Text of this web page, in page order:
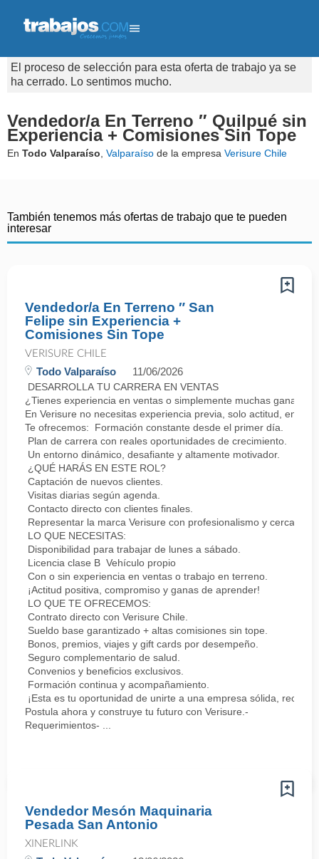
El proceso de selección para esta oferta de trabajo ya se
ha cerrado. Lo sentimos mucho.
Vendedor/a En Terreno ″ Quilpué sin
Experiencia + Comisiones Sin Tope
En Todo Valparaíso Valparaíso de la empresa Verisure Chile
También tenemos más ofertas de trabajo que te pueden
interesar
Vendedor/a En Terreno ″ San
Felipe sin Experiencia +
Comisiones Sin Tope
VERISURE CHILE
Todo Valparaíso 11/06/2026
DESARROLLA TU CARRERA EN VENTAS
¿Tienes experiencia en ventas o simplemente muchas ganas
En Verisure no necesitas experiencia previa, solo actitud,
Te ofrecemos: Formación constante desde el primer día.
Plan de carrera con reales oportunidades de crecimiento.
Un entorno dinámico, desafiante y altamente motivador.
¿QUÉ HARÁS EN ESTE ROL?
Captación de nuevos clientes.
Visitas diarias según agenda.
Contacto directo con clientes finales.
Representar la marca Verisure con profesionalismo y cercanía.
LO QUE NECESITAS:
Disponibilidad para trabajar de lunes a sábado.
Licencia clase B Vehículo propio
Con o sin experiencia en ventas o trabajo en terreno.
¡Actitud positiva, compromiso y ganas de aprender!
LO QUE TE OFRECEMOS:
Contrato directo con Verisure Chile.
Sueldo base garantizado + altas comisiones sin tope.
Bonos, premios, viajes y gift cards por desempeño.
Seguro complementario de salud.
Convenios y beneficios exclusivos.
Formación continua y acompañamiento.
¡Esta es tu oportunidad de unirte a una empresa sólida,
Postula ahora y construye tu futuro con Verisure.-
Requerimientos- ...
Vendedor Mesón Maquinaria
Pesada San Antonio
XINERLINK